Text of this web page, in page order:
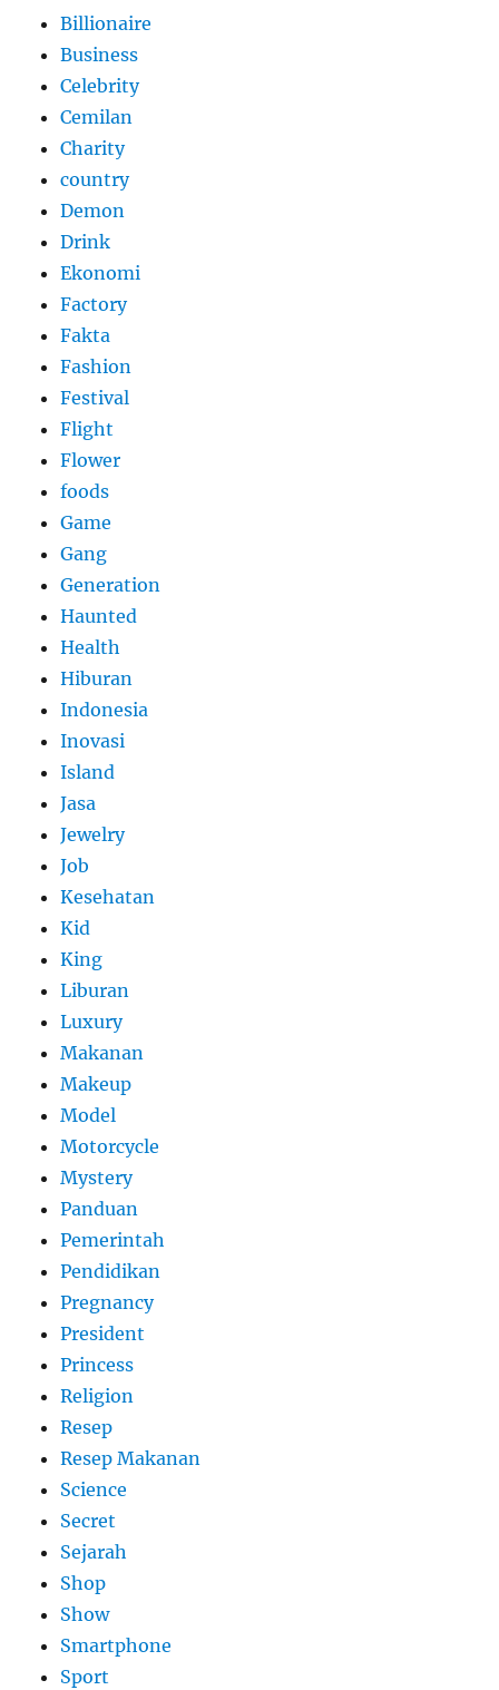
Billionaire
Business
Celebrity
Cemilan
Charity
country
Demon
Drink
Ekonomi
Factory
Fakta
Fashion
Festival
Flight
Flower
foods
Game
Gang
Generation
Haunted
Health
Hiburan
Indonesia
Inovasi
Island
Jasa
Jewelry
Job
Kesehatan
Kid
King
Liburan
Luxury
Makanan
Makeup
Model
Motorcycle
Mystery
Panduan
Pemerintah
Pendidikan
Pregnancy
President
Princess
Religion
Resep
Resep Makanan
Science
Secret
Sejarah
Shop
Show
Smartphone
Sport